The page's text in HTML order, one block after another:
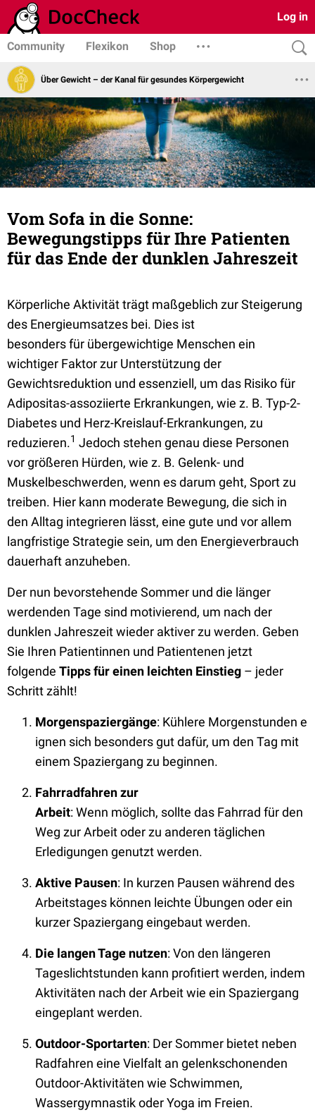
Log in
Community Flexikon Shop
Über Gewicht – der Kanal für gesundes Körpergewicht
Vom Sofa in die Sonne:
Bewegungstipps für Ihre Patienten
für das Ende der dunklen Jahreszeit
Körperliche Aktivität trägt maßgeblich zur Steigerung
des Energieumsatzes bei. Dies ist
besonders für übergewichtige Menschen ein
wichtiger Faktor zur Unterstützung der
Gewichtsreduktion und essenziell, um das Risiko für
Adipositas-assoziierte Erkrankungen, wie z. B. Typ-2-
Diabetes und Herz-Kreislauf-Erkrankungen, zu
reduzieren.1 Jedoch stehen genau diese Personen
vor größeren Hürden, wie z. B. Gelenk- und
Muskelbeschwerden, wenn es darum geht, Sport zu
treiben. Hier kann moderate Bewegung, die sich in
den Alltag integrieren lässt, eine gute und vor allem
langfristige Strategie sein, um den Energieverbrauch
dauerhaft anzuheben.
Der nun bevorstehende Sommer und die länger
werdenden Tage sind motivierend, um nach der
dunklen Jahreszeit wieder aktiver zu werden. Geben
Sie Ihren Patientinnen und Patientenen jetzt
folgende Tipps für einen leichten Einstieg – jeder
Schritt zählt!
Morgenspaziergänge: Kühlere Morgenstunden e
ignen sich besonders gut dafür, um den Tag mit
einem Spaziergang zu beginnen.
Fahrradfahren zur
Arbeit:Wenn möglich, sollte das Fahrrad für den
Weg zur Arbeit oder zu anderen täglichen
Erledigungen genutzt werden.
Aktive Pausen: In kurzen Pausen während des
Arbeitstages können leichte Übungen oder ein
kurzer Spaziergang eingebaut werden.
Die langen Tage nutzen: Von den längeren
Tageslichtstunden kann profitiert werden, indem
Aktivitäten nach der Arbeit wie ein Spaziergang
eingeplant werden.
Outdoor-Sportarten: Der Sommer bietet neben
Radfahren eine Vielfalt an gelenkschonenden
Outdoor-Aktivitäten wie Schwimmen,
Wassergymnastik oderYoga im Freien.